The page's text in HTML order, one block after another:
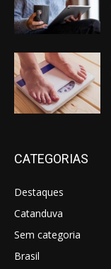
CATEGORIAS
Destaques
Catanduva
Sem categoria
Brasil